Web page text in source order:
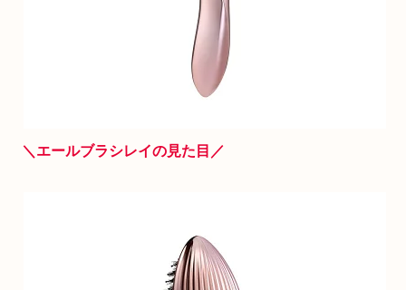
＼エールブラシレイの見た目／